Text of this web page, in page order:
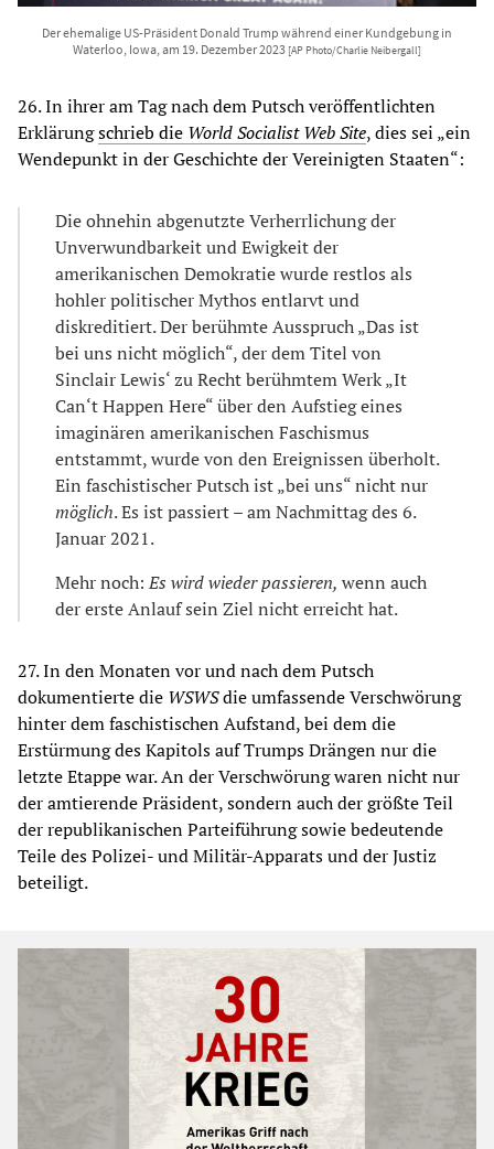
Der ehemalige US-Präsident Donald Trump während einer Kundgebung in
Waterloo, Iowa, am 19. Dezember 2023 [AP Photo/Charlie Neibergall]
26. In ihrer am Tag nach dem Putsch veröffentlichten
Erklärungschrieb die World Socialist Web Site, dies sei „ein
Wendepunkt in der Geschichte der Vereinigten Staaten“:
Die ohnehin abgenutzte Verherrlichung der
Unverwundbarkeit und Ewigkeit der
amerikanischen Demokratie wurde restlos als
hohler politischer Mythos entlarvt und
diskreditiert. Der berühmte Ausspruch „Das ist
bei uns nicht möglich“, der dem Titel von
Sinclair Lewis‘ zu Recht berühmtem Werk „It
Can‘t Happen Here“ über den Aufstieg eines
imaginären amerikanischen Faschismus
entstammt, wurde von den Ereignissen überholt.
Ein faschistischer Putsch ist „bei uns“ nicht nur
möglich. Es ist passiert – am Nachmittag des 6.
Januar 2021.
Mehr noch:Es wird wieder passieren, wenn auch
der erste Anlauf sein Ziel nicht erreicht hat.
27. In den Monaten vor und nach dem Putsch
dokumentierte die WSWSdie umfassende Verschwörung
hinter dem faschistischen Aufstand, bei dem die
Erstürmung des Kapitols auf Trumps Drängen nur die
letzte Etappe war. An der Verschwörung waren nicht nur
der amtierende Präsident, sondern auch der größte Teil
der republikanischen Parteiführung sowie bedeutende
Teile des Polizei- und Militär-Apparats und der Justiz
beteiligt.